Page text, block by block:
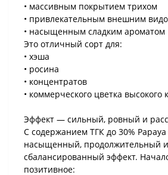
• массивным покрытием трихом
• привлекательным внешним
• насыщенным сладким ароматом
Это отличный сорт для:
• хэша
• росина
• концентратов
• коммерческого цветка высокого
Эффект — сильный, ровный и
С содержанием ТГК до 30%
насыщенный, продолжительный и
сбалансированный эффект.
позитивное: